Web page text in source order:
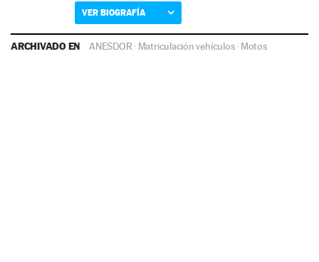
VER BIOGRAFÍA
ARCHIVADO EN ANESDOR · Matriculación vehículos· Motos